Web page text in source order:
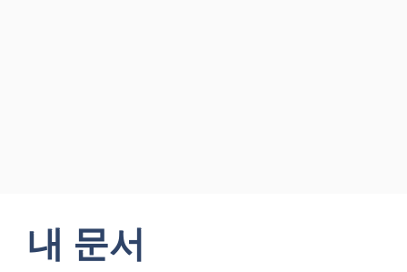
내 문서